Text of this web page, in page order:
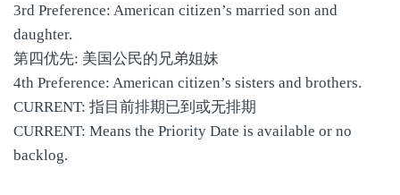
3rd Preference: American citizen’s married son and
daughter.
第四优先: 美国公民的兄弟姐妹
4th Preference: American citizen’s sisters and brothers.
CURRENT: 指目前排期已到或无排期
CURRENT: Means the Priority Date is available or no
backlog.